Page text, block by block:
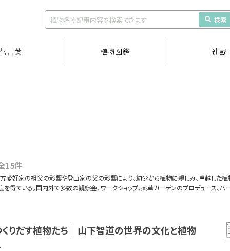
検索
言葉 植物図鑑 連載
15件
方愛好家の祖父の影響や登山家の父の影響により、幼少から植物に親しみ、卓越した
ている。国内外で多数の観察会、ワークショップ、薬草ガーデンのプロデュース、ハ
りだす植物たち｜山下智道の世界の文化と植物